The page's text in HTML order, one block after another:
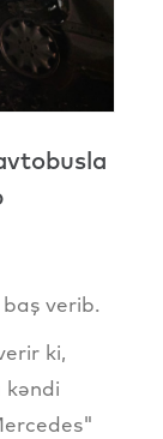
verib.
ki,
kəndi